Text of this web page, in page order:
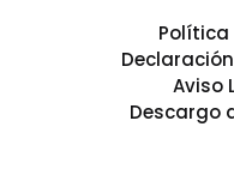
Política
Aviso
Descargo